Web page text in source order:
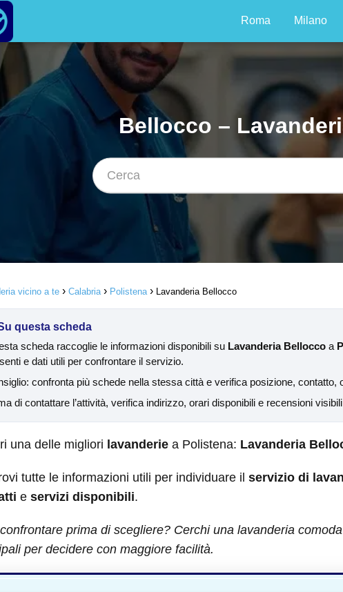
Roma Milano
Bellocco –
vicino a te Calabria Polistena Lavanderia Bellocco
questa scheda
scheda raccoglie le informazioni disponibili su Lavanderia Bellocco a
e dati utili per confrontare il servizio.
confronta più schede nella stessa città e verifica posizione, contatto,
di contattare l’attività, verifica indirizzo, orari disponibili e recensioni
una delle migliori lavanderie a Polistena: Lavanderia
tutte le informazioni utili per individuare il servizio di
e servizi disponibili.
prima di scegliere? Cerchi una lavanderia
per decidere con maggiore facilità.